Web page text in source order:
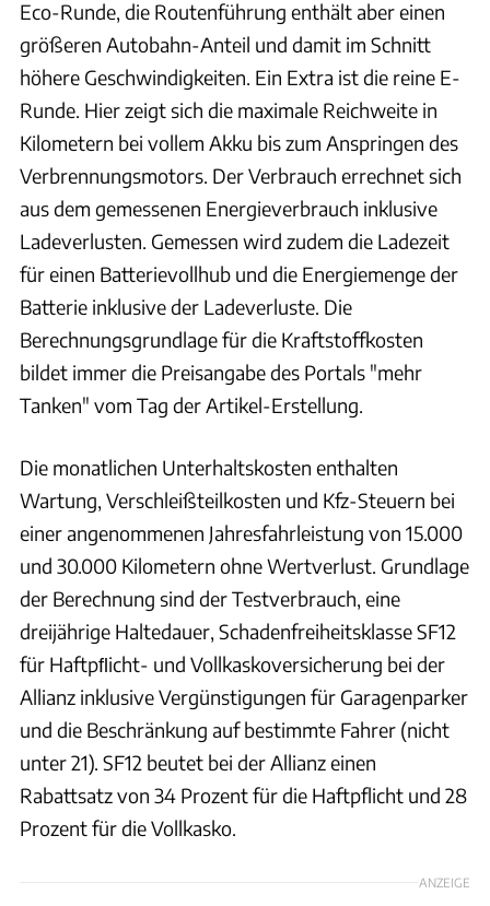
Eco-Runde, die Routenführung enthält aber einen
größeren Autobahn-Anteil und damit im Schnitt
höhere Geschwindigkeiten. Ein Extra ist die reine E-
Runde. Hier zeigt sich die maximale Reichweite in
Kilometern bei vollem Akku bis zum Anspringen des
Verbrennungsmotors. Der Verbrauch errechnet sich
aus dem gemessenen Energieverbrauch inklusive
Ladeverlusten. Gemessen wird zudem die Ladezeit
für einen Batterievollhub und die Energiemenge der
Batterie inklusive der Ladeverluste. Die
Berechnungsgrundlage für die Kraftstoffkosten
bildet immer die Preisangabe des Portals "mehr
Tanken" vom Tag der Artikel-Erstellung.
Die monatlichen Unterhaltskosten enthalten
Wartung, Verschleißteilkosten und Kfz-Steuern bei
einer angenommenen Jahresfahrleistung von 15.000
und 30.000 Kilometern ohne Wertverlust. Grundlage
der Berechnung sind der Testverbrauch, eine
dreijährige Haltedauer, Schadenfreiheitsklasse SF12
für Haftpﬂicht- und Vollkaskoversicherung bei der
Allianz inklusive Vergünstigungen für Garagenparker
und die Beschränkung auf bestimmte Fahrer (nicht
unter 21). SF12 beutet bei der Allianz einen
Rabattsatz von 34 Prozent für die Haftpflicht und 28
Prozent für die Vollkasko.
ANZEIGE